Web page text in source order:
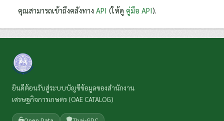
คุณสามารถเข้าถึงคลังทาง API (ให้ดู คู่มือ API).
ยินดีต้อนรับสู่ระบบบัญชีข้อมูลของสำนักงาน
เศรษฐกิจการเกษตร (OAE CATALOG)